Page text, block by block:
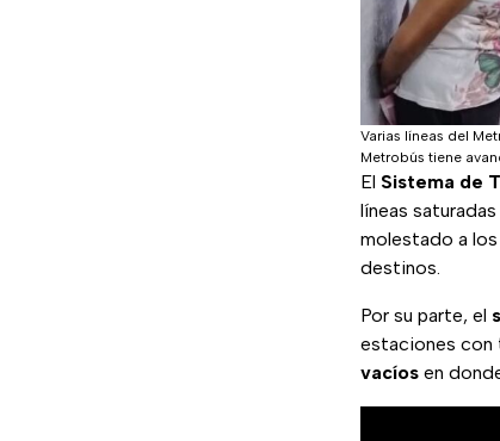
Varias líneas del
Metrobús tiene
El Sistema de
líneas
molestado a los
destinos.
Por su parte, el
estaciones con
vacíos en